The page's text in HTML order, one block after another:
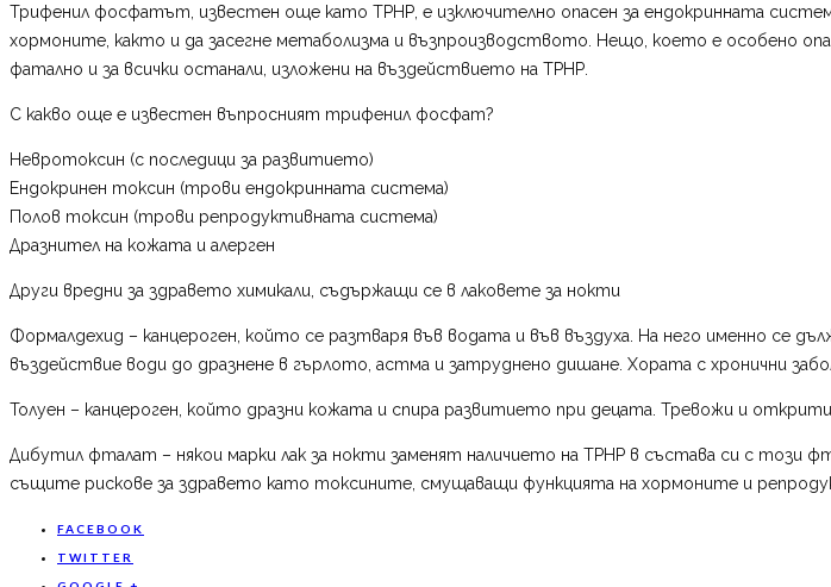
Трифенил фосфатът, известен още като ТРНР, е изключително опасен за ендокринната
хормоните, както и да засегне метаболизма и възпроизводството. Нещо, което е особено
фатално и за всички останали, изложени на въздействието на ТРНР.
С какво още е известен въпросният трифенил фосфат?
Невротоксин (с последици за развитието)
Ендокринен токсин (трови ендокринната система)
Полов токсин (трови репродуктивната система)
Дразнител на кожата и алерген
Други вредни за здравето химикали, съдържащи се в лаковете за нокти
Формалдехид – канцероген, който се разтваря във водата и във въздуха. На него именно се
въздействие води до дразнене в гърлото, астма и затруднено дишане. Хората с хронични
Толуен – канцероген, който дразни кожата и спира развитието при децата. Тревожи и
Дибутил фталат – някои марки лак за нокти заменят наличието на ТРНР в състава си с
същите рискове за здравето като токсините, смущаващи функцията на хормоните и
FACEBOOK
TWITTER